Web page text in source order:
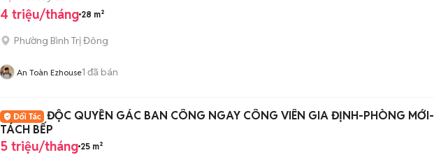
4 triệu/tháng 28 m²
Phường Bình Trị Đông
An Toàn Ezhouse1 đã bán
ĐỘC QUYỀN GÁC BAN CÔNG NGAY CÔNG VIÊN GIA ĐỊNH-PHÒNG MỚI-
TÁCH BẾP
5 triệu/tháng 25 m²